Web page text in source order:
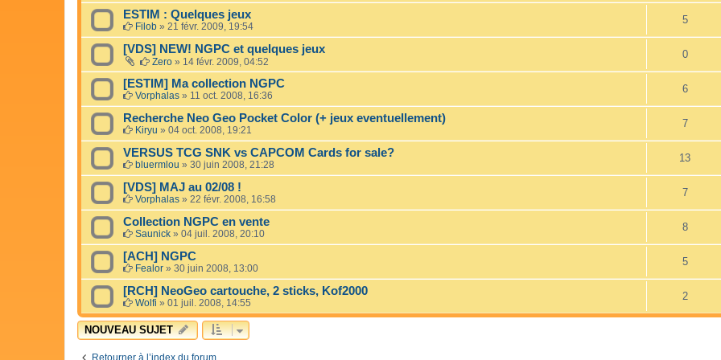
ESTIM : Quelques jeux
Filob » 21 févr. 2009, 19:54
5
[VDS] NEW! NGPC et quelques jeux
Zero » 14 févr. 2009, 04:52
0
[ESTIM] Ma collection NGPC
Vorphalas » 11 oct. 2008, 16:36
6
Recherche Neo Geo Pocket Color (+ jeux eventuellement)
Kiryu » 04 oct. 2008, 19:21
7
VERSUS TCG SNK vs CAPCOM Cards for sale?
bluermlou » 30 juin 2008, 21:28
13
[VDS] MAJ au 02/08 !
Vorphalas » 22 févr. 2008, 16:58
7
Collection NGPC en vente
Saunick » 04 juil. 2008, 20:10
8
[ACH] NGPC
Fealor » 30 juin 2008, 13:00
5
[RCH] NeoGeo cartouche, 2 sticks, Kof2000
Wolfi » 01 juil. 2008, 14:55
2
NOUVEAU SUJET
Retourner à l’index du forum